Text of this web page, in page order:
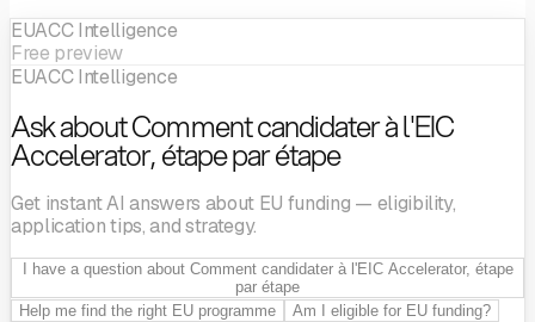
EUACC Intelligence
Free preview
EUACC Intelligence
Ask about Comment candidater à l'EIC
Accelerator, étape par étape
Get instant AI answers about EU funding — eligibility,
application tips, and strategy.
I have a question about Comment candidater à l'EIC Accelerator, étape
par étape
Help me find the right EU programme
Am I eligible for EU funding?